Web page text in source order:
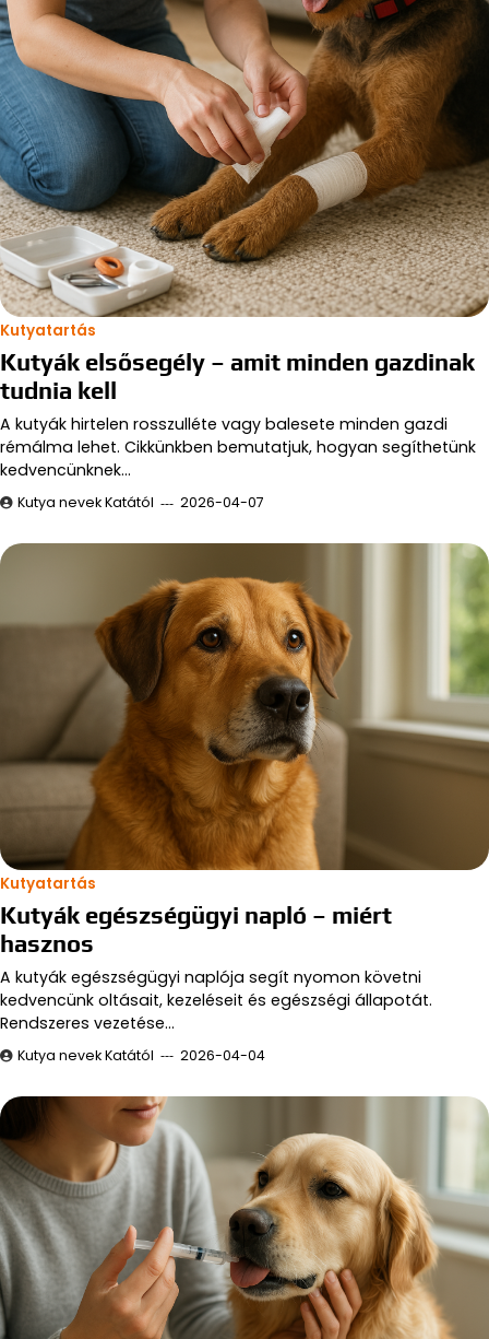
Kutyatartás
Kutyák elsősegély – amit minden gazdinak
tudnia kell
A kutyák hirtelen rosszulléte vagy balesete minden gazdi
rémálma lehet. Cikkünkben bemutatjuk, hogyan segíthetünk
kedvencünknek…
Kutya nevek Katától 2026-04-07
Kutyatartás
Kutyák egészségügyi napló – miért
hasznos
A kutyák egészségügyi naplója segít nyomon követni
kedvencünk oltásait, kezeléseit és egészségi állapotát.
Rendszeres vezetése…
Kutya nevek Katától 2026-04-04